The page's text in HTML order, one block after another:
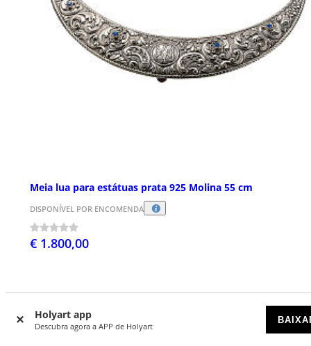
Holyart app
Descubra agora a APP de Holyart
Meia lua para estátuas prata 925 Molina 55 cm
DISPONÍVEL POR ENCOMENDA
€ 1.800,00